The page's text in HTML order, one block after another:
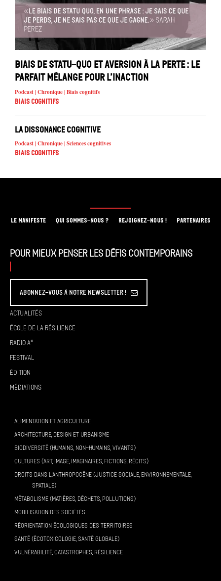
Biais de statu-quo et aversion à la perte : le
parfait mélange pour l’inaction
Podcast | Chronique | Biais cognitifs
Biais cognitifs
La dissonance cognitive
Podcast | Chronique | Sciences cognitives
Biais cognitifs
LE MANIFESTE QUI SOMMES-NOUS ? REJOIGNEZ-NOUS ! PARTENAIRES
Pour mieux penser les défis contemporains
Abonnez-vous à Notre Newsletter !
Actualités
École de la résilience
Radio A°
Festival
Édition
Médiations
ALIMENTATION ET AGRICULTURE
ARCHITECTURE, DESIGN ET URBANISME
BIODIVERSITÉ (HUMAINS, NON-HUMAINS, VIVANTS)
CULTURES (ART, IMAGE, IMAGINAIRES, FICTIONS, RÉCITS)
DROITS DANS L’ANTHROPOCÈNE (JUSTICE SOCIALE, ENVIRONNEMENTALE,
SPATIALE)
MÉTABOLISME (MATIÈRES, DÉCHETS, POLLUTIONS)
MOBILISATION DES SOCIÉTÉS
RÉORIENTATION ÉCOLOGIQUES DES TERRITOIRES
SANTÉ (ÉCOTOXICOLOGIE, SANTÉ GLOBALE)
VULNÉRABILITÉ, CATASTROPHES, RÉSILIENCE